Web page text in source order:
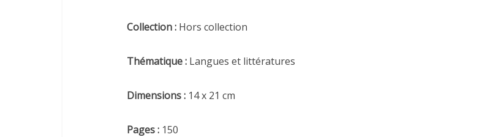
Collection : Hors collection
Thématique : Langues et littératures
Dimensions : 14 x 21 cm
Pages : 150